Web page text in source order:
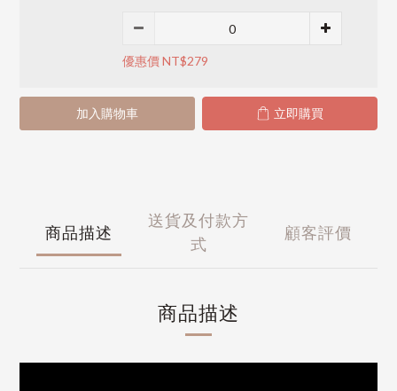
優惠價 NT$279
加入購物車 立即購買
商品描述
送貨及付款方
式
顧客評價
商品描述